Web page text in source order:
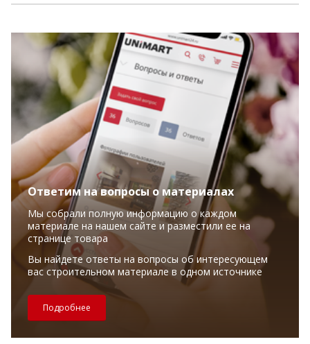
Ответим на вопросы о материалах
Мы собрали полную информацию о каждом
материале на нашем сайте и разместили ее на
странице товара
Вы найдете ответы на вопросы об интересующем
вас строительном материале в одном источнике
Подробнее